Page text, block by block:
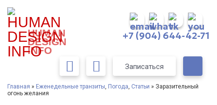
HUMAN
DESIGN
INFO
+7 (904) 644-42-71
Записаться
Главная » Еженедельные транзиты, Погода, Статьи » Заразительный
огонь желания